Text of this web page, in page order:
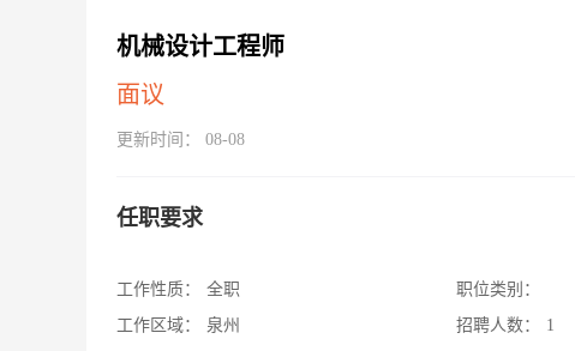
机械设计工程师
面议
更新时间： 08-08
任职要求
工作性质：
全职
工作区域：
泉州
职位类别：
招聘人数：
1